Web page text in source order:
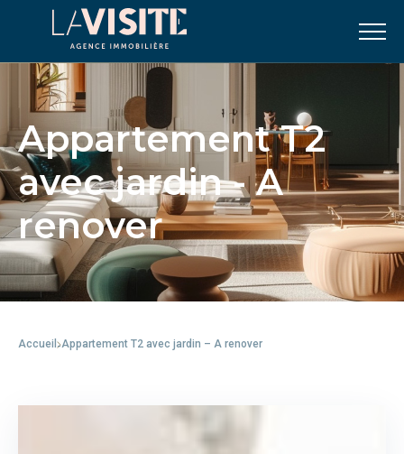
Appartement T2
avec jardin - A
renover
Accueil -Appartement T2 avec jardin – A renover